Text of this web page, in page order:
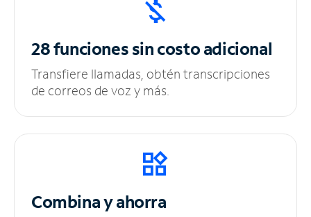
28 funciones sincosto adicional
Transfiere llamadas, obtén transcripciones
de correos de voz y más.
Combina y ahorra